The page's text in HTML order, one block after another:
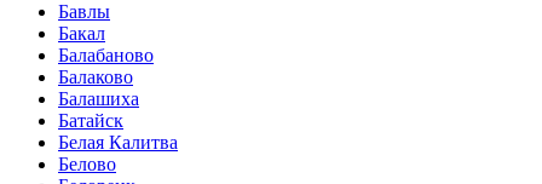
Бавлы
Бакал
Балабаново
Балаково
Балашиха
Батайск
Белая Калитва
Белово